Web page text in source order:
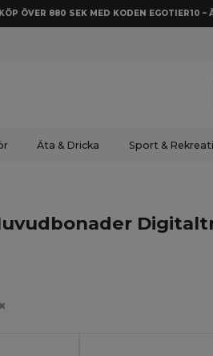
ÖVER 880 SEK MED KODEN EGOTIER10 –
Äta & Dricka Sport &